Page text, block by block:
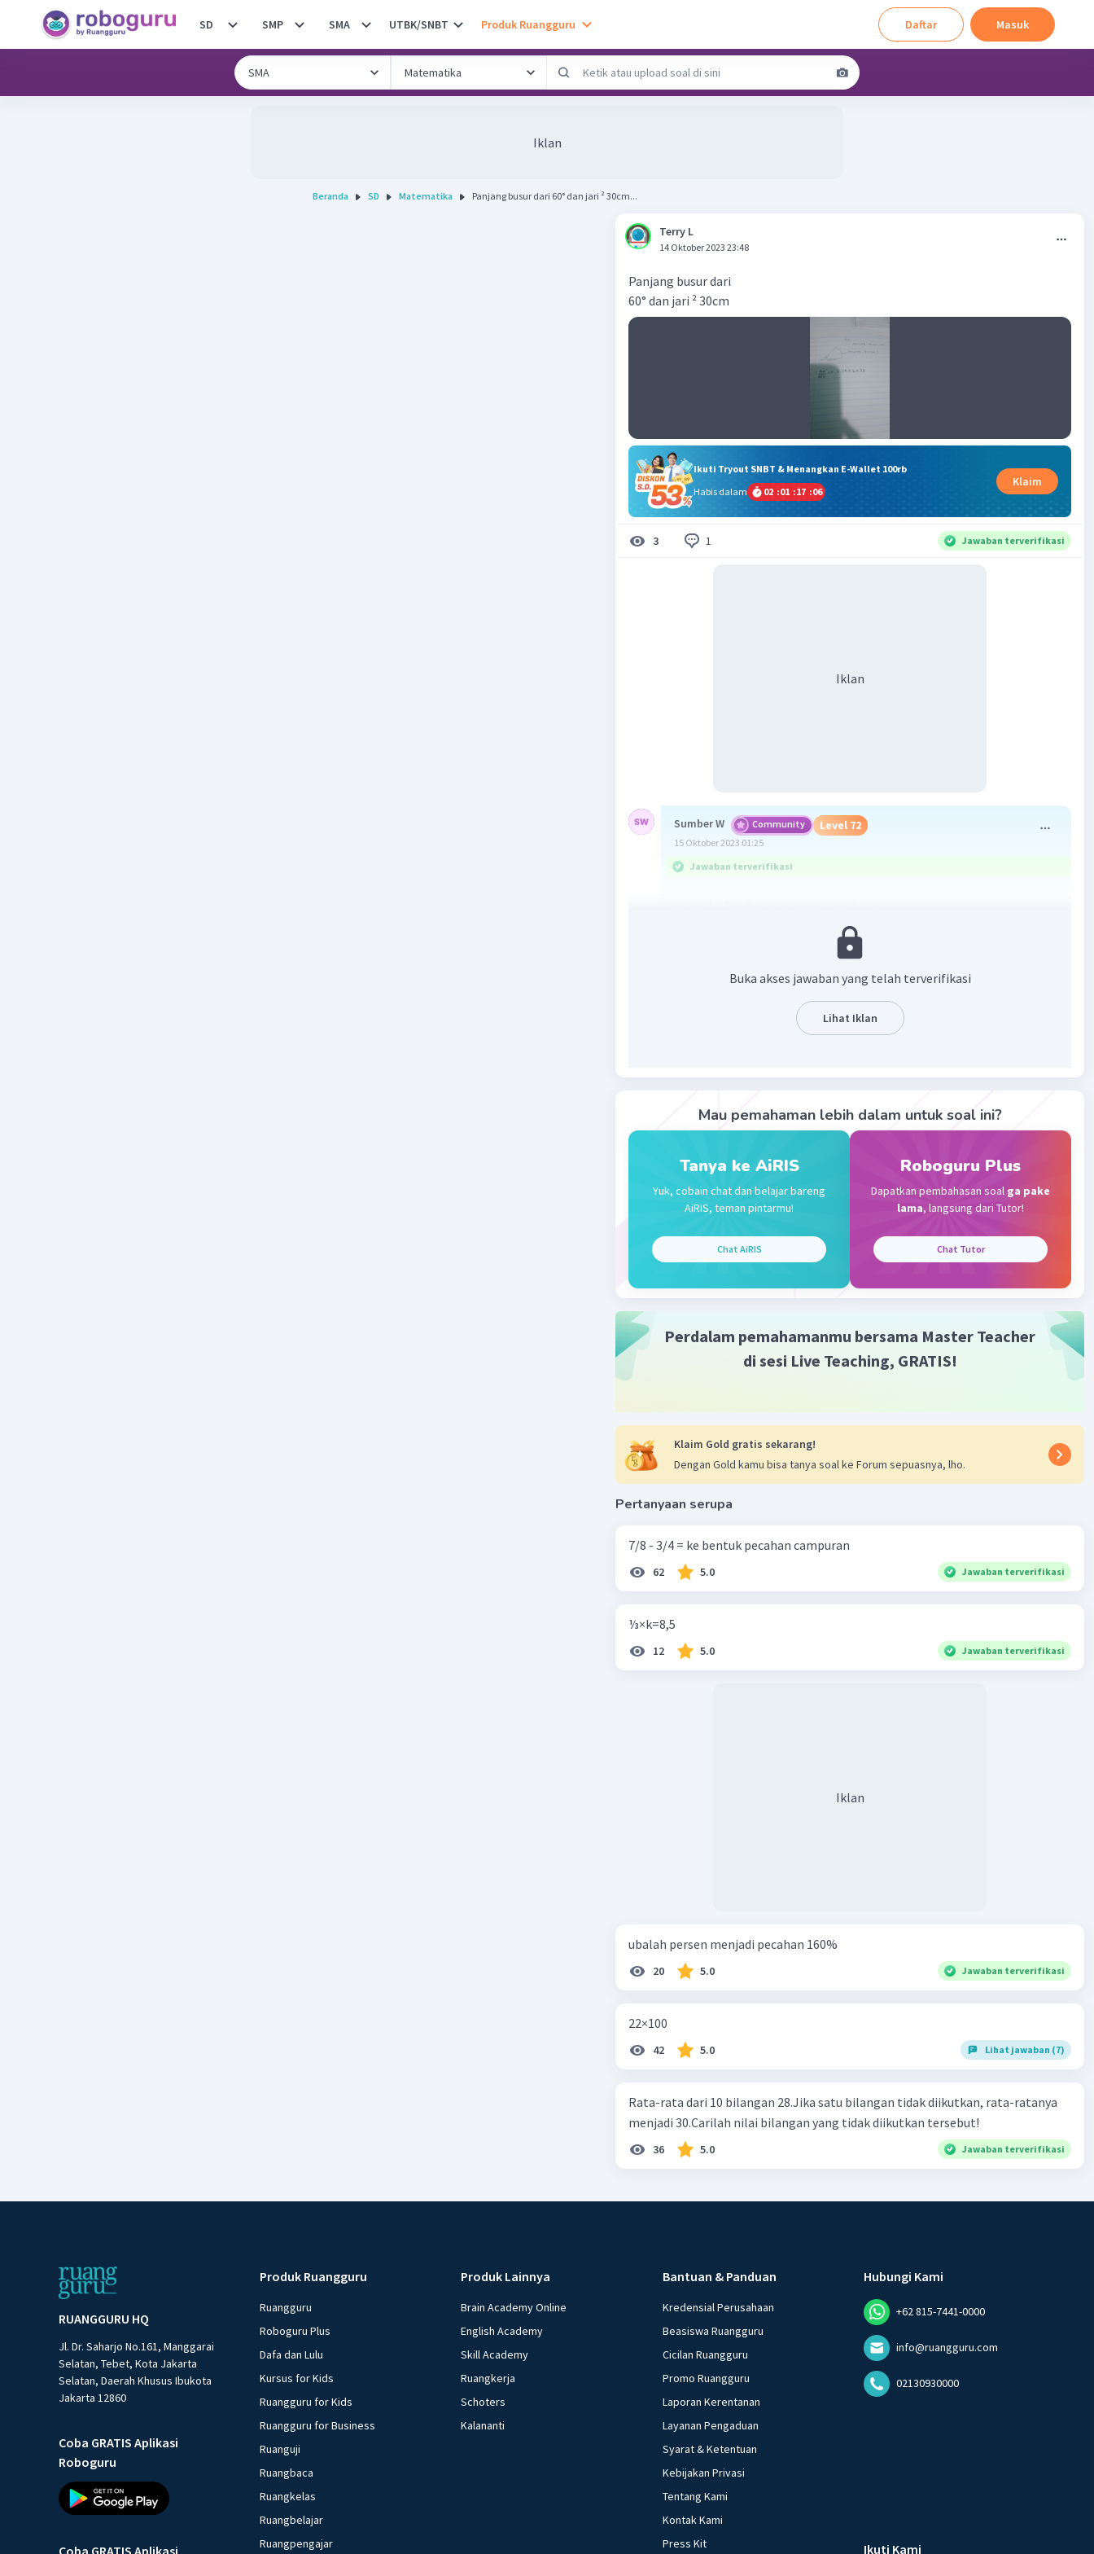
SD SMP SMA UTBK/SNBT Produk Ruangguru Daftar Masuk
Iklan
Beranda SD Matematika Panjang busur dari 60° dan jari ² 30cm...
Terry L
14 Oktober 2023 23:48
Panjang busur dari
60° dan jari ² 30cm
Ikuti Tryout SNBT & Menangkan E-Wallet 100rb
Habis dalam
02 :01 :17 :05
Klaim
3 1 Jawaban terverifikasi
Iklan
Sumber W Community Level 72
15 Oktober 2023 01:25
Jawaban terverifikasi
60°/360° = Pjg Busur/(2 x 3,14 x 30)
Panjang busur = 188,4/6
Panjang busur = 31,4 cm
15 Oktober 2023 04:30
maaf ya apakah ini jawaban yg benar kak
— Tampilkan 1 balasan lainnya
Buka akses jawaban yang telah terverifikasi
Lihat Iklan
Mau pemahaman lebih dalam untuk soal ini?
Tanya ke AiRIS
Yuk, cobain chat dan belajar bareng
AiRIS, teman pintarmu!
Chat AiRIS
Roboguru Plus
Dapatkan pembahasan soal ga pake
lama, langsung dari Tutor!
Chat Tutor
Perdalam pemahamanmu bersama Master Teacher
di sesi Live Teaching, GRATIS!
Klaim Gold gratis sekarang!
Dengan Gold kamu bisa tanya soal ke Forum sepuasnya, lho.
Pertanyaan serupa
7/8 - 3/4 = ke bentuk pecahan campuran
62 5.0 Jawaban terverifikasi
⅓×k=8,5
12 5.0 Jawaban terverifikasi
Iklan
ubalah persen menjadi pecahan 160%
20 5.0 Jawaban terverifikasi
22×100
42 5.0 Lihat jawaban (7)
Rata-rata dari 10 bilangan 28.Jika satu bilangan tidak diikutkan, rata-ratanya
menjadi 30.Carilah nilai bilangan yang tidak diikutkan tersebut!
36 5.0 Jawaban terverifikasi
RUANGGURU HQ
Jl. Dr. Saharjo No.161, Manggarai
Selatan, Tebet, Kota Jakarta
Selatan, Daerah Khusus Ibukota
Jakarta 12860
Coba GRATIS Aplikasi
Roboguru
Produk Ruangguru
Ruangguru
Roboguru Plus
Dafa dan Lulu
Kursus for Kids
Ruangguru for Kids
Ruangguru for Business
Ruanguji
Ruangbaca
Ruangkelas
Ruangbelajar
Ruangpengajar
Produk Lainnya
Brain Academy Online
English Academy
Skill Academy
Ruangkerja
Schoters
Kalananti
Bantuan & Panduan
Kredensial Perusahaan
Beasiswa Ruangguru
Cicilan Ruangguru
Promo Ruangguru
Laporan Kerentanan
Layanan Pengaduan
Syarat & Ketentuan
Kebijakan Privasi
Tentang Kami
Kontak Kami
Press Kit
Hubungi Kami
+62 815-7441-0000
info@ruangguru.com
02130930000
Ikuti Kami